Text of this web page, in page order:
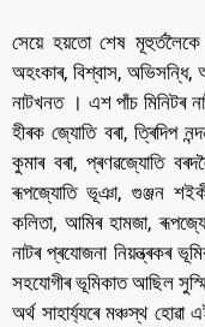
সেয়ে হয়তো শেষ
অহংকাৰ, বিশ্বাস, অভিসন্ধি,
নাটখনত । এশ পাঁচ মিনিটৰ
হীৰক জ্যোতি বৰা, ত্ৰিদিপ
কুমাৰ বৰা, প্ৰণৱজ্যোতি
ৰূপজ্যোতি ভূঞা, গুঞ্জন
কলিতা, আমিৰ হামজা,
নাটৰ প্ৰযোজনা নিয়ন্ত্ৰকৰ
সহযোগীৰ ভূমিকাত আছিল
অৰ্থ সাহাৰ্য্যৰে মঞ্চস্থ